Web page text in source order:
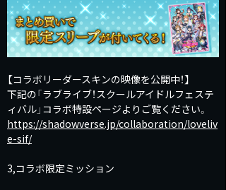
【コラボリーダースキンの映像を公開中！】
下記の「ラブライブ！スクールアイドルフェステ
ィバル」コラボ特設ページよりご覧ください。
https://shadowverse.jp/collaboration/loveliv
e-sif/
3,コラボ限定ミッション